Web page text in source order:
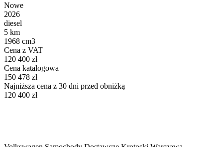
Nowe
2026
diesel
5 km
1968 cm3
Cena z VAT
120 400 zł
Cena katalogowa
150 478 zł
Najniższa cena z 30 dni przed obniżką
120 400 zł